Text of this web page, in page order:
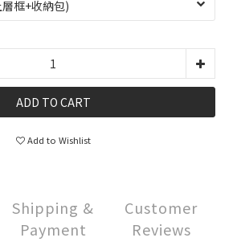
ADD TO CART
Add to Wishlist
Shipping &
Payment
Customer
Reviews